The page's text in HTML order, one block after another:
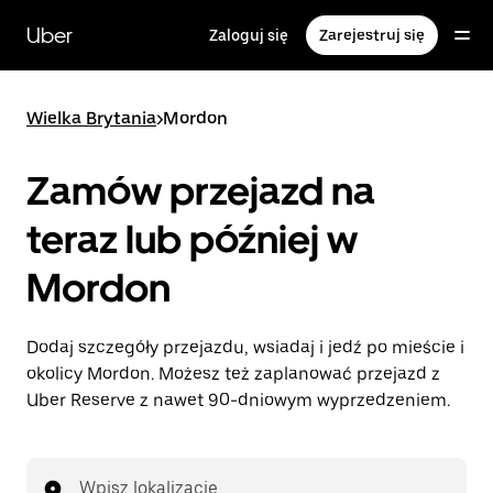
głównej
zawartości
Uber Zaloguj się Zarejestruj się
Wielka Brytania>Mordon
Zamów przejazd na
teraz lub później w
Mordon
Dodaj szczegóły przejazdu, wsiadaj i jedź po mieście i
okolicy Mordon. Możesz też zaplanować przejazd z
Uber Reserve z nawet 90-dniowym wyprzedzeniem.
Wpisz lokalizację